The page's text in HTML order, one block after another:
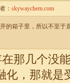
： skywaychem.com
的箱子里，所以不至于
那几个没
化，那就是